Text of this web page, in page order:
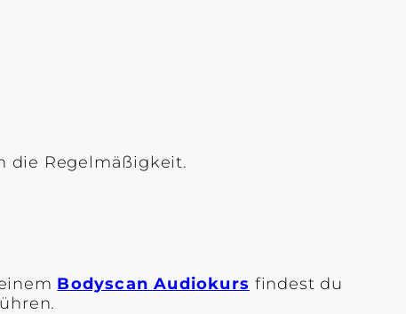
die Regelmäßigkeit.
Bodyscan Audiokurs findest du